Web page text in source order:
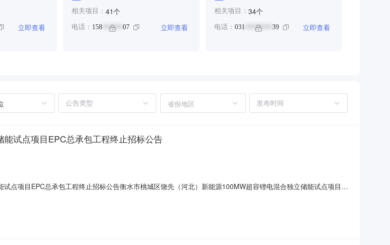
立即查看
相关项目： 41个
电话： 158 ****** 07 立即查看
相关项目： 34个
电话： 031 ******** 39 立即查看
省份地区
试点项目EPC总承包工程终止招标公告
点项目EPC总承包工程终止招标公告衡水市桃城区饶先（河北）新能源100MW超容锂电混合独立储能试点项目
河北省成套招标有限公司附件(点击下载)：衡水市桃城区饶先（河北）新能源100MW超容锂电混合独立储能试点